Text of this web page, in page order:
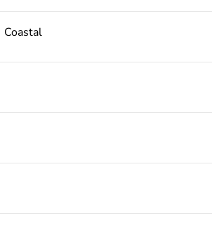
Coastal